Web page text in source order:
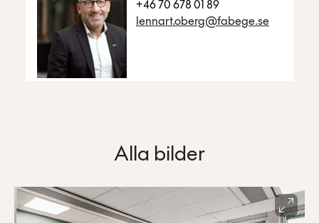
+46 70 678 01 89
lennart.oberg@fabege.se
Alla bilder